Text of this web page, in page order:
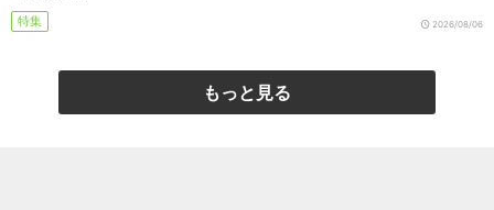
特集 2026/08/06
もっと見る